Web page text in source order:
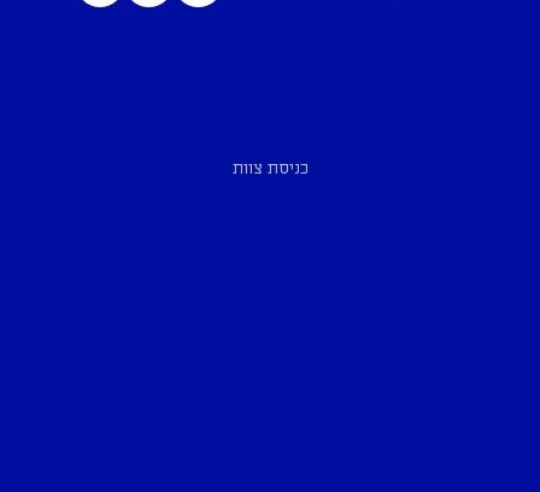
כניסת צוות